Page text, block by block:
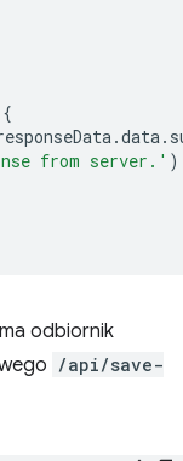
{
.data.
from server.'
odbiornik
/api/save-